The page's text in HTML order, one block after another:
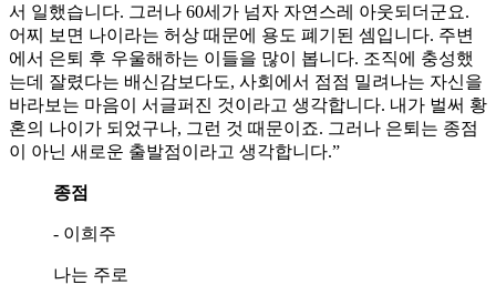
서 일했습니다. 그러나 60세가 넘자 자연스레 아웃되더군요.
어찌 보면 나이라는 허상 때문에 용도 폐기된 셈입니다. 주변
에서 은퇴 후 우울해하는 이들을 많이 봅니다. 조직에 충성했
는데 잘렸다는 배신감보다도, 사회에서 점점 밀려나는 자신을
바라보는 마음이 서글퍼진 것이라고 생각합니다. 내가 벌써 황
혼의 나이가 되었구나, 그런 것 때문이죠. 그러나 은퇴는 종점
이 아닌 새로운 출발점이라고 생각합니다.”
종점
- 이희주
나는 주로